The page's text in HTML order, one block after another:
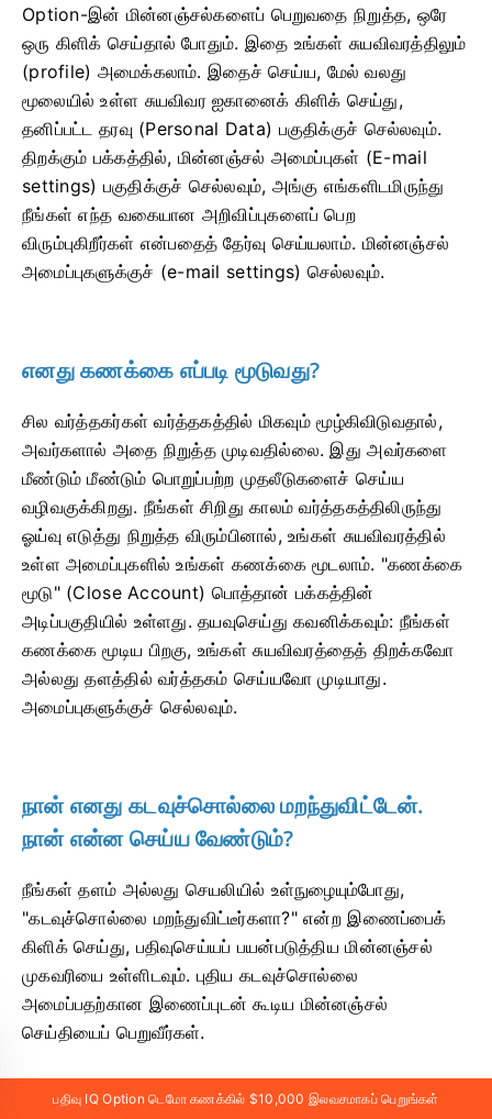
Option-இன் மின்னஞ்சல்களைப் பெறுவதை நிறுத்த, ஒரே
ஒரு கிளிக் செய்தால் போதும். இதை உங்கள் சுயவிவரத்திலும்
(profile) அமைக்கலாம். இதைச் செய்ய, மேல் வலது
மூலையில் உள்ள சுயவிவர ஐகானைக் கிளிக் செய்து,
தனிப்பட்ட தரவு (Personal Data) பகுதிக்குச் செல்லவும்.
திறக்கும் பக்கத்தில், மின்னஞ்சல் அமைப்புகள் (E-mail
settings) பகுதிக்குச் செல்லவும், அங்கு எங்களிடமிருந்து
நீங்கள் எந்த வகையான அறிவிப்புகளைப் பெற
விரும்புகிறீர்கள் என்பதைத் தேர்வு செய்யலாம். மின்னஞ்சல்
அமைப்புகளுக்குச் (e-mail settings) செல்லவும்.
எனது கணக்கை எப்படி மூடுவது?
சில வர்த்தகர்கள் வர்த்தகத்தில் மிகவும் மூழ்கிவிடுவதால்,
அவர்களால் அதை நிறுத்த முடிவதில்லை. இது அவர்களை
மீண்டும் மீண்டும் பொறுப்பற்ற முதலீடுகளைச் செய்ய
வழிவகுக்கிறது. நீங்கள் சிறிது காலம் வர்த்தகத்திலிருந்து
ஓய்வு எடுத்து நிறுத்த விரும்பினால், உங்கள் சுயவிவரத்தில்
உள்ள அமைப்புகளில் உங்கள் கணக்கை மூடலாம். "கணக்கை
மூடு" (Close Account) பொத்தான் பக்கத்தின்
அடிப்பகுதியில் உள்ளது. தயவுசெய்து கவனிக்கவும்: நீங்கள்
கணக்கை மூடிய பிறகு, உங்கள் சுயவிவரத்தைத் திறக்கவோ
அல்லது தளத்தில் வர்த்தகம் செய்யவோ முடியாது.
அமைப்புகளுக்குச் செல்லவும்.
நான் எனது கடவுச்சொல்லை மறந்துவிட்டேன்.
நான் என்ன செய்ய வேண்டும்?
நீங்கள் தளம் அல்லது செயலியில் உள்நுழையும்போது, ​​
"கடவுச்சொல்லை மறந்துவிட்டீர்களா?" என்ற இணைப்பைக்
கிளிக் செய்து, பதிவுசெய்யப் பயன்படுத்திய மின்னஞ்சல்
முகவரியை உள்ளிடவும். புதிய கடவுச்சொல்லை
அமைப்பதற்கான இணைப்புடன் கூடிய மின்னஞ்சல்
செய்தியைப் பெறுவீர்கள்.
பதிவு IQ Option டெமோ கணக்கில் $10,000 இலவசமாகப் பெறுங்கள்